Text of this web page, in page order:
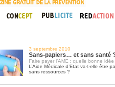
3 septembre 2010
Sans-papiers… et sans santé
Faire payer l’AME : quelle bonne idée
L’Aide Médicale d’Etat va-t-elle être
sans ressources ?